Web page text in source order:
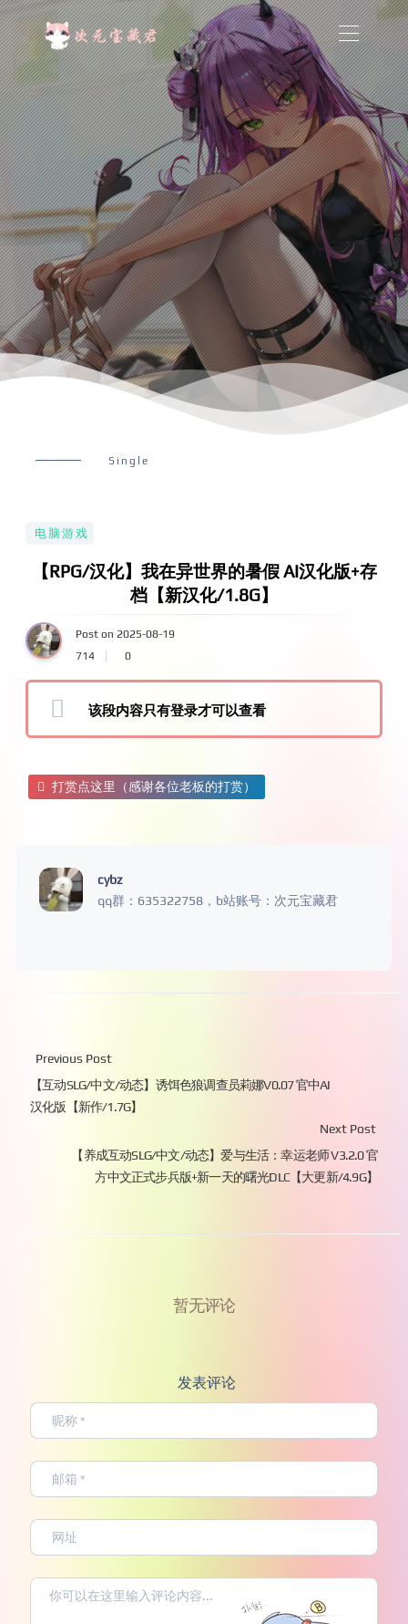
Single
电脑游戏
【RPG/汉化】我在异世界的暑假 AI汉化版+存
档【新汉化/1.8G】
Post on 2025-08-19
714
0
该段内容只有登录才可以查看
打赏点这里（感谢各位老板的打赏）
cybz
qq群：635322758，b站账号：次元宝藏君
Previous Post
【互动SLG/中文/动态】诱饵色狼调查员莉娜V0.07 官中AI
汉化版【新作/1.7G】
Next Post
【养成互动SLG/中文/动态】爱与生活：幸运老师 V3.2.0 官
方中文正式步兵版+新一天的曙光DLC【大更新/4.9G】
暂无评论
发表评论